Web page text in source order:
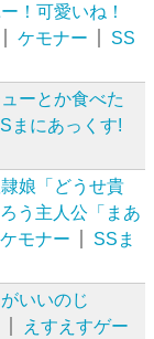
！可愛いね！
ケモナー
SS
ーとか食べた
まにあっくす!
娘「どうせ貴
う主人公「まあ
ケモナー
SSま
いいのじ
えすえすゲー